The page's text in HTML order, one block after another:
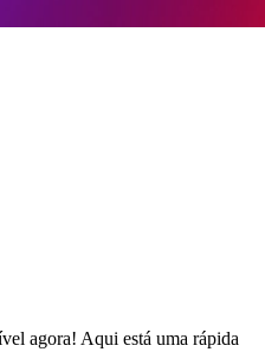
agora! Aqui está uma rápida